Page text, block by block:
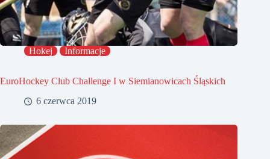
Hokej Informacje
EuroHockey Club Challenge I w Siemianowicach Śląskich
6 czerwca 2019